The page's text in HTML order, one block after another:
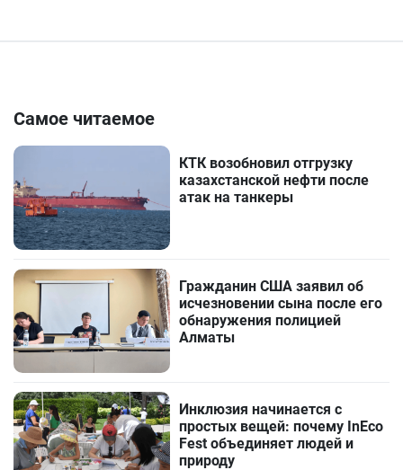
Самое читаемое
КТК возобновил отгрузку
казахстанской нефти после
атак на танкеры
Гражданин США заявил об
исчезновении сына после его
обнаружения полицией
Алматы
Инклюзия начинается с
простых вещей: почему InEco
Fest объединяет людей и
природу